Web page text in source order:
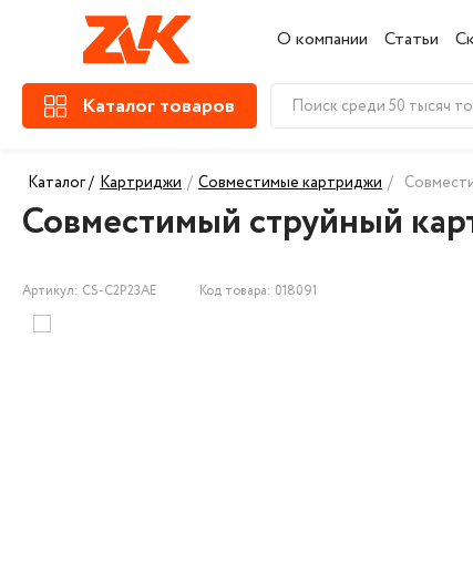
О компании Статьи
Каталог товаров
Каталог / Картриджи / Совместимые картриджи /
Совместимый струйный
Артикул: CS-C2P23AE Код товара: 018091